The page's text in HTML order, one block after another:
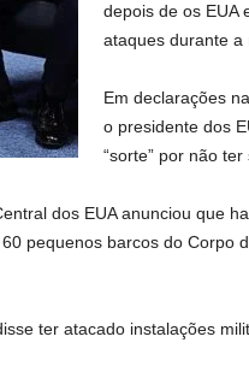
depois de os EUA
ataques durante a
Em declarações
o presidente dos
“sorte” por não ter
dos EUA anunciou que
pequenos barcos do Corpo
ter atacado instalações